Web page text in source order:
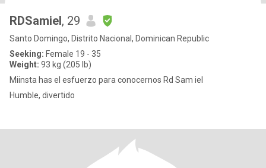
RDSamiel, 29
Santo Domingo, Distrito Nacional, Dominican Republic
Seeking: Female 19 - 35
Weight: 93 kg (205 lb)
Miinsta has el esfuerzo para conocernos Rd Sam iel
Humble, divertido